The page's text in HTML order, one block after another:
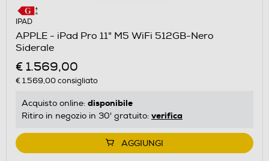
IPAD
APPLE - iPad Pro 11" M5 WiFi 512GB-Nero
Siderale
€ 1.569,00
€ 1.569,00consigliato
Acquisto online: disponibile
Ritiro in negozio in 30' gratuito: verifica
AGGIUNGI